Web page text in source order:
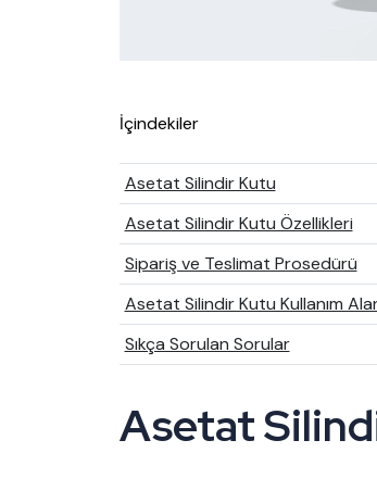
İçindekiler
Asetat Silindir Kutu
Asetat Silindir Kutu Özellikleri
Sipariş ve Teslimat Prosedürü
Asetat Silindir Kutu Kullanım
Sıkça Sorulan Sorular
Asetat